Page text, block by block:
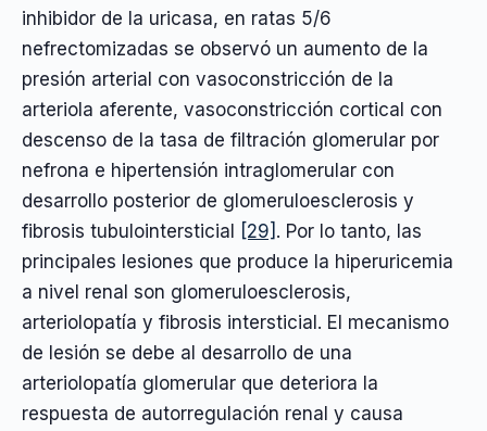
inhibidor de la uricasa, en ratas 5/6
nefrectomizadas se observó un aumento de la
presión arterial con vasoconstricción de la
arteriola aferente, vasoconstricción cortical con
descenso de la tasa de filtración glomerular por
nefrona e hipertensión intraglomerular con
desarrollo posterior de glomeruloesclerosis y
fibrosis tubulointersticial [29] . Por lo tanto, las
principales lesiones que produce la hiperuricemia
a nivel renal son glomeruloesclerosis,
arteriolopatía y fibrosis intersticial. El mecanismo
de lesión se debe al desarrollo de una
arteriolopatía glomerular que deteriora la
respuesta de autorregulación renal y causa